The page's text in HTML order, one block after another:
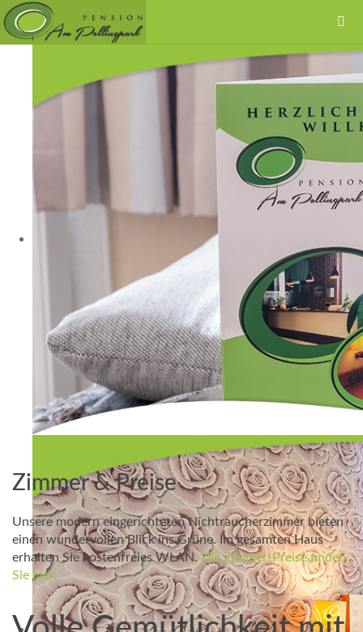
Zimmer & Preise
Unsere modern eingerichteten Nichtraucherzimmer bieten
einen wundervollen Blick ins Grüne. Im gesamten Haus
erhalten Sie kostenfreies WLAN.Die Zimmer-Preise finden
Sie hier.